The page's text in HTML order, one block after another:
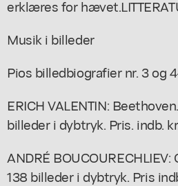
erklæres for
Musik i billeder
Pios billedbiografier nr. 3 og
ERICH VALENTIN:
billeder i dybtryk. Pris. indb.
ANDRÉ BOUCOURECHLIEV:
138 billeder i dybtryk. Pris